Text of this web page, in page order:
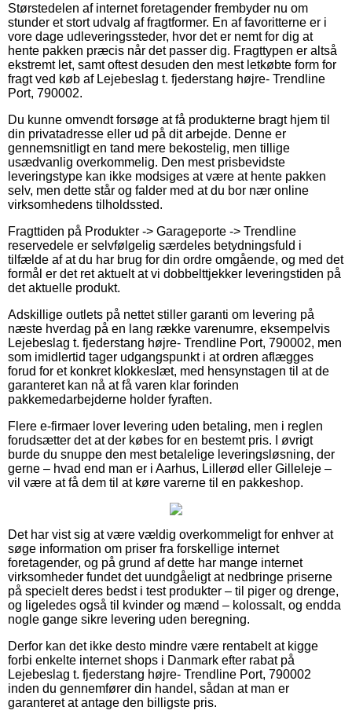
Størstedelen af internet foretagender frembyder nu om
stunder et stort udvalg af fragtformer. En af favoritterne er i
vore dage udleveringssteder, hvor det er nemt for dig at
hente pakken præcis når det passer dig. Fragttypen er altså
ekstremt let, samt oftest desuden den mest letkøbte form for
fragt ved køb af Lejebeslag t. fjederstang højre- Trendline
Port, 790002.
Du kunne omvendt forsøge at få produkterne bragt hjem til
din privatadresse eller ud på dit arbejde. Denne er
gennemsnitligt en tand mere bekostelig, men tillige
usædvanlig overkommelig. Den mest prisbevidste
leveringstype kan ikke modsiges at være at hente pakken
selv, men dette står og falder med at du bor nær online
virksomhedens tilholdssted.
Fragttiden på Produkter -> Garageporte -> Trendline
reservedele er selvfølgelig særdeles betydningsfuld i
tilfælde af at du har brug for din ordre omgående, og med det
formål er det ret aktuelt at vi dobbelttjekker leveringstiden på
det aktuelle produkt.
Adskillige outlets på nettet stiller garanti om levering på
næste hverdag på en lang række varenumre, eksempelvis
Lejebeslag t. fjederstang højre- Trendline Port, 790002, men
som imidlertid tager udgangspunkt i at ordren aflægges
forud for et konkret klokkeslæt, med hensynstagen til at de
garanteret kan nå at få varen klar forinden
pakkemedarbejderne holder fyraften.
Flere e-firmaer lover levering uden betaling, men i reglen
forudsætter det at der købes for en bestemt pris. I øvrigt
burde du snuppe den mest betalelige leveringsløsning, der
gerne – hvad end man er i Aarhus, Lillerød eller Gilleleje –
vil være at få dem til at køre varerne til en pakkeshop.
Det har vist sig at være vældig overkommeligt for enhver at
søge information om priser fra forskellige internet
foretagender, og på grund af dette har mange internet
virksomheder fundet det uundgåeligt at nedbringe priserne
på specielt deres bedst i test produkter – til piger og drenge,
og ligeledes også til kvinder og mænd – kolossalt, og endda
nogle gange sikre levering uden beregning.
Derfor kan det ikke desto mindre være rentabelt at kigge
forbi enkelte internet shops i Danmark efter rabat på
Lejebeslag t. fjederstang højre- Trendline Port, 790002
inden du gennemfører din handel, sådan at man er
garanteret at antage den billigste pris.